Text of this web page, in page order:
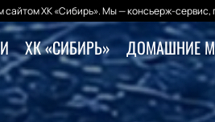
ХК «Сибирь». Мы — консьерж-
ХК «СИБИРЬ» ДОМАШНИЕ